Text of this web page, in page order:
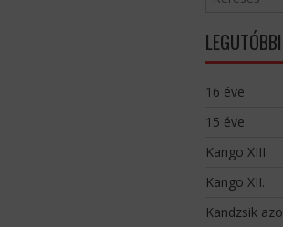
16 éve
15 éve
Kango XIII.
Kango XII.
Kandzsik